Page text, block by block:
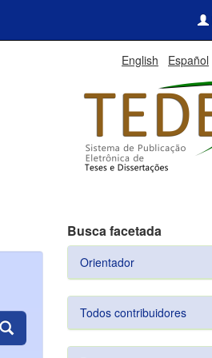
English Español
Busca facetada
Orientador
Todos contribuidores